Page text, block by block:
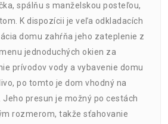
spálňu s manželskou posteľou,
K dispozícii je veľa odkladacích
domu zahŕňa jeho zateplenie z
jednoduchých okien za
prívodov vody a vybavenie domu
po tomto je dom vhodný na
presun je možný po cestách
rozmerom, takže sťahovanie